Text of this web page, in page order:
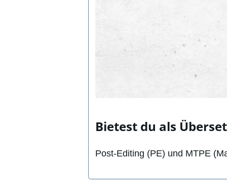
Bietest du als
Post-Editing (PE) und MTPE